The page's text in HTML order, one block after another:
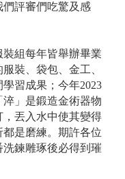
們評審們吃驚及感
組每年皆舉辦畢業
裝、袋包、金工、
習成果；今年2023
」是鍛造金術器物
丟入水中使其變得
是磨練。期許各位
鍊雕琢後必得到璀